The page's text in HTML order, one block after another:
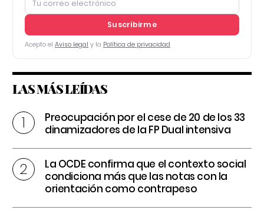
Suscribirme
Acepto el Aviso legal y la Política de privacidad
LAS MÁS LEÍDAS
Preocupación por el cese de 20 de los 33
dinamizadores de la FP Dual intensiva
La OCDE confirma que el contexto social
condiciona más que las notas con la
orientación como contrapeso